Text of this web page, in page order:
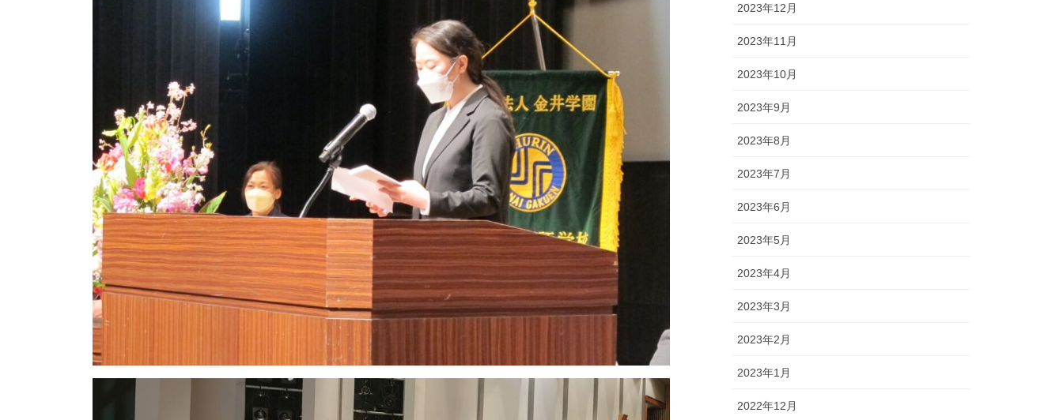
2023年12月
2023年11月
2023年10月
2023年9月
2023年8月
2023年7月
2023年6月
2023年5月
2023年4月
2023年3月
2023年2月
2023年1月
2022年12月